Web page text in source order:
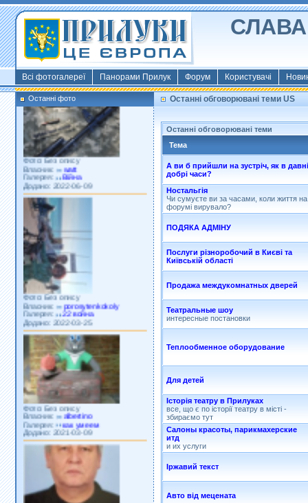
СЛАВА
Всі фотогалереї Панорами Прилук Форум Користувачі
Останні фото
Фото: Київ 2022
Власник:
morsresistis
Галерея:
Templates
Додано: 2022-11-13
Фото: Без опису
Власник:
watt
Галерея:
Війна
Додано: 2022-06-09
Фото: Без опису
Власник:
porosytenkokoly
Галерея:
22 война
Додано: 2022-03-25
Фото: Без опису
Власник:
albertino
Галерея:
как умеем
Додано: 2021-03-09
Останні обговорювані теми US
Останні обговорювані теми
Тема
А ви б прийшли на зустріч, як в давні
добрі часи?
Ностальгія
Чи сумуєте ви за часами, коли життя на
форумі вирувало?
ПОДЯКА АДМІНУ
Послуги різноробочий в Києві та
Київській області
Продажа междукомнатных дверей
Театральные шоу
интересные постановки
Теплообменное оборудование
Для детей
Історія театру в Прилуках
все, що є по історії театру в місті -
збираємо тут
Салоны красоты, парикмахерские
итд
и их услуги
Іржавий текст
Авто від мецената